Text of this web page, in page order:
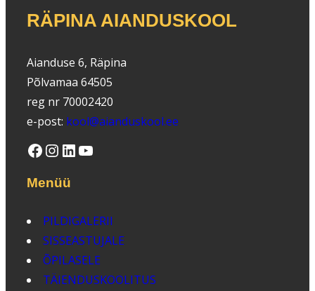
RÄPINA AIANDUSKOOL
Aianduse 6, Räpina
Põlvamaa 64505
reg nr 70002420
e-post: kool@aianduskool.ee
Facebook InstagramLinkedIn YouTube
Menüü
PILDIGALERII
SISSEASTUJALE
ÕPILASELE
TÄIENDUSKOOLITUS